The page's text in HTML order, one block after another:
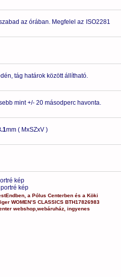
az órában. Megfelel az ISO2281
tág határok között állítható.
mint +/- 20 másodperc havonta.
mm ( MxSZxV )
kép
, a Pólus Centerbenés a Köki
WOMEN’S CLASSICS BTH17826983
webshop, webáruház, ingyenes